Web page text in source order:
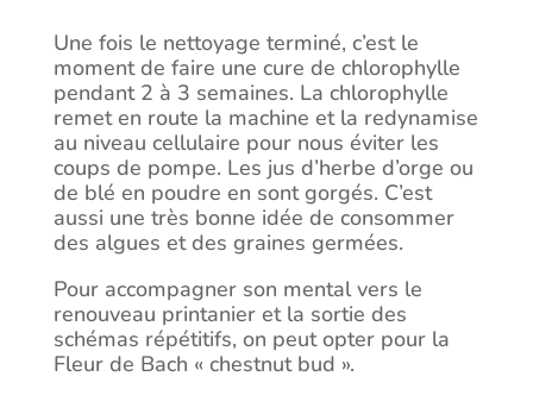
Une fois le nettoyage terminé, c’est le
moment de faire une cure de chlorophylle
pendant 2 à 3 semaines. La chlorophylle
remet en route la machine et la redynamise
au niveau cellulaire pour nous éviter les
coups de pompe. Les jus d’herbe d’orge ou
de blé en poudre en sont gorgés. C’est
aussi une très bonne idée de consommer
des algues et des graines germées.
Pour accompagner son mental vers le
renouveau printanier et la sortie des
schémas répétitifs, on peut opter pour la
Fleur de Bach « chestnut bud ».